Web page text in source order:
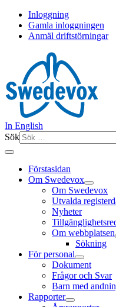
Inloggning
Gamla inloggningen
Anmäl driftstörningar
In English
Sök
Förstasidan
Om Swedevox
Om Swedevox
Utvalda
Nyheter
Om webbplatsen
Sökning
För personal
Dokument
Frågor och Svar
Barn med
Rapporter